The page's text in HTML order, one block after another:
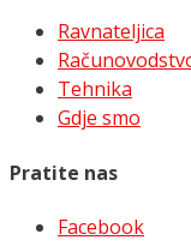
Ravnateljica
Tehnika
Gdje smo
Pratite nas
Facebook